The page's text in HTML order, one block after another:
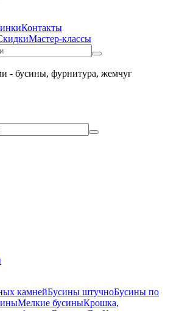
Контакты
Мастер-классы
- бусины, фурнитура, жемчуг
камнейБусины штучноБусины по
Мелкие бусиныКрошка,